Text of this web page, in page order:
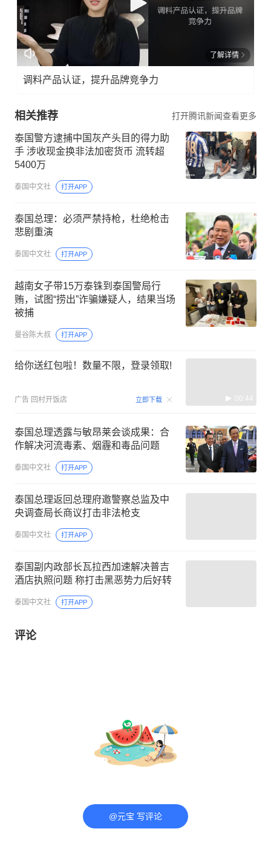
了解详情
调料产品认证，提升品牌竞争力
相关推荐 打开腾讯新闻查看更多
泰国警方逮捕中国灰产头目的得力助
手 涉收现金换非法加密货币 流转超
5400万
泰国中文社 打开APP
泰国总理：必须严禁持枪，杜绝枪击
悲剧重演
泰国中文社 打开APP
越南女子带15万泰铢到泰国警局行
贿，试图“捞出”诈骗嫌疑人，结果当场
被捕
曼谷陈大叔 打开APP
给你送红包啦！数量不限，登录领取!
广告 回村开饭店 立即下载 00:44
泰国总理透露与敏昂莱会谈成果：合
作解决河流毒素、烟霾和毒品问题
泰国中文社 打开APP
泰国总理返回总理府邀警察总监及中
央调查局长商议打击非法枪支
泰国中文社 打开APP
泰国副内政部长瓦拉西加速解决普吉
酒店执照问题 称打击黑恶势力后好转
泰国中文社 打开APP
评论
@元宝 写评论